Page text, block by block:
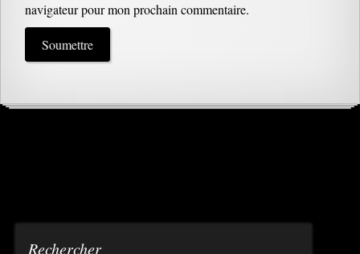
navigateur pour mon prochain commentaire.
Rechercher